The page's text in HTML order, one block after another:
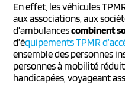
En effet, les véhicules
aux associations, aux
d’ambulancescombinent
d’équipements TPMR
ensemble des personnes
personnes à mobilité
handicapées, voyageant